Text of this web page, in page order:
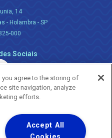
14
- Holambra - SP
000
Sociais
- Todos os Direitos Reservados.
you agree to the storing of
site navigation, analyze
efforts.
Accept All